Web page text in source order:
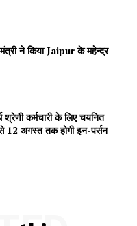
Akhbaar
ने किया Jaipur के महेन्द्र
श्रेणी कर्मचारी के लिए चयनित
12 अगस्त तक होगी इन-पर्सन